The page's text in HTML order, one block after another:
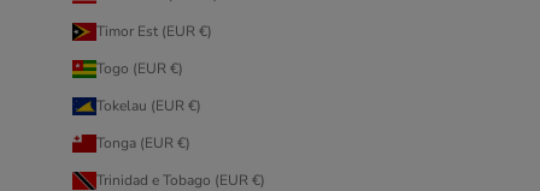
Timor Est (EUR €)
Togo (EUR €)
Tokelau (EUR €)
Tonga (EUR €)
Trinidad e Tobago (EUR €)